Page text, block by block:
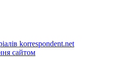
korrespondent.net
сайтом